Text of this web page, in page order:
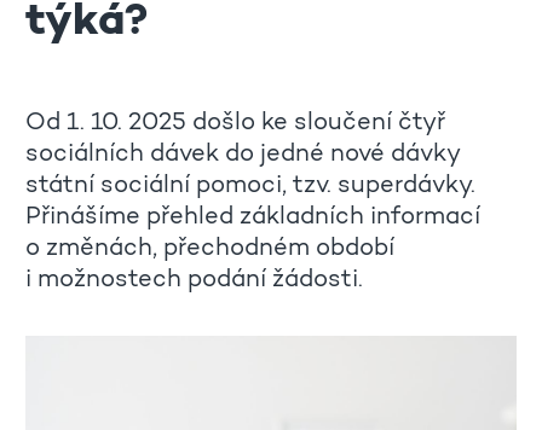
týká?
Od 1. 10. 2025 došlo ke sloučení čtyř
sociálních dávek do jedné nové dávky
státní sociální pomoci, tzv. superdávky.
Přinášíme přehled základních informací
o změnách, přechodném období
i možnostech podání žádosti.